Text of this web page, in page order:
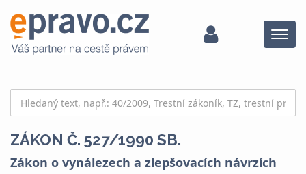
Menu
ZÁKON Č. 527/1990 SB.
Zákon o vynálezech a zlepšovacích návrzích